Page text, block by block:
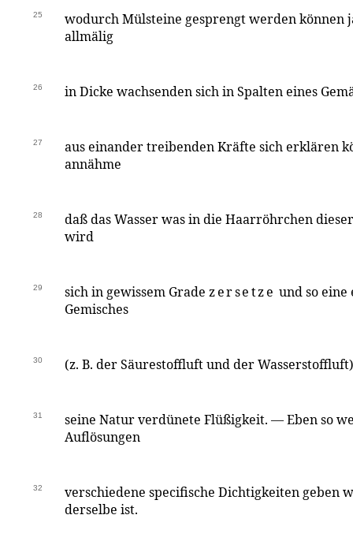
25
wodurch Mülsteine gesprengt werden können
allmälig
26 in Dicke wachsenden sich in Spalten eines
27
aus einander treibenden Kräfte sich erklären
annähme
28
daß das Wasser was in die Haarröhrchen
wird
29 sich in gewissem Grade zersetze und so eine
Gemisches
30 (z. B. der Säurestoffluft und der
31
seine Natur verdünete Flüßigkeit. — Eben so
Auflösungen
32
verschiedene specifische Dichtigkeiten geben
derselbe ist.